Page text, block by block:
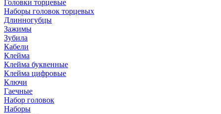
Головки торцевые
Наборы головок торцевых
Длинногубцы
Зажимы
Зубила
Кабели
Клейма
Клейма буквенные
Клейма цифровые
Ключи
Гаечные
Набор головок
Наборы